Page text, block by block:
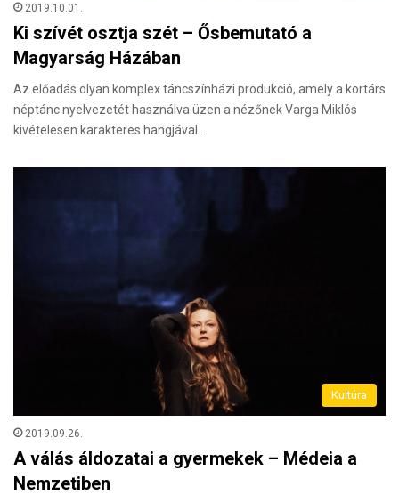
2019.10.01.
Ki szívét osztja szét – Ősbemutató a
Magyarság Házában
Az előadás olyan komplex táncszínházi produkció, amely a kortárs
néptánc nyelvezetét használva üzen a nézőnek Varga Miklós
kivételesen karakteres hangjával…
Kultúra
2019.09.26.
A válás áldozatai a gyermekek – Médeia a
Nemzetiben